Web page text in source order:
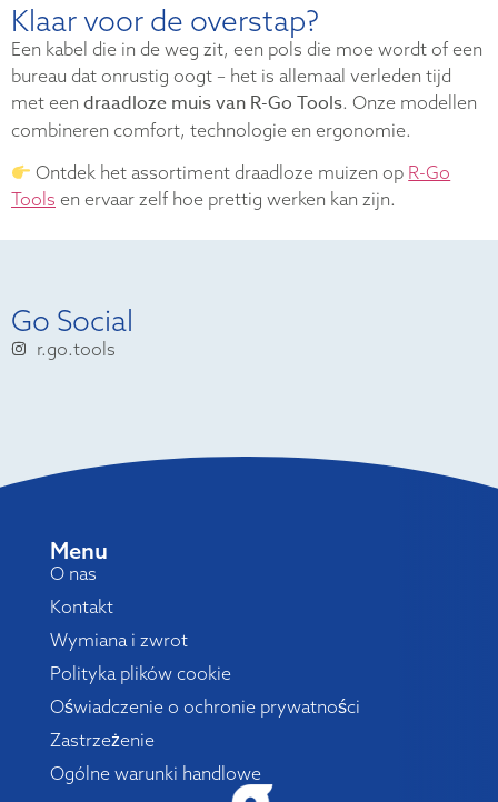
Klaar voor de overstap?
Een kabel die in de weg zit, een pols die moe wordt of een
bureau dat onrustig oogt – het is allemaal verleden tijd
met een draadloze muis van R-Go Tools. Onze modellen
combineren comfort, technologie en ergonomie.
Ontdek het assortiment draadloze muizen op R-Go
Tools en ervaar zelf hoe prettig werken kan zijn.
Go Social
r.go.tools
Menu
O nas
Kontakt
Wymiana i zwrot
Polityka plików cookie
Oświadczenie o ochronie prywatności
Zastrzeżenie
Ogólne warunki handlowe